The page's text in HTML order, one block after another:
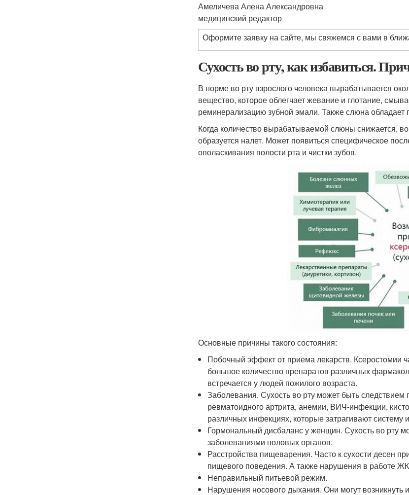
Амеличева Алена Александровна
медицинский редактор
Оформите заявку на сайте, мы свяжемся с вами в
Сухость во рту, как избавиться.
В норме во рту взрослого человека вырабатывается
вещество, которое облегчает жевание и глотание,
реминерализацию зубной эмали. Также слюна
Когда количество вырабатываемой слюны снижается,
образуется налет. Может появиться специфическое
ополаскивания полости рта и чистки зубов.
Основные причины такого состояния:
Побочный эффект от приема лекарств.
большое количество препаратов различных
встречается у людей пожилого возраста.
Заболевания. Сухость во рту может быть следствием
ревматоидного артрита, анемии, ВИЧ-инфекции,
различных инфекциях, которые затрагивают систему
Гормональный дисбаланс у женщин. Сухость во рту
заболеваниями половых органов.
Расстройства пищеварения. Часто к сухости десен
пищевого поведения. А также нарушения в работе
Неправильный питьевой режим.
Нарушения носового дыхания. Они могут возникнуть